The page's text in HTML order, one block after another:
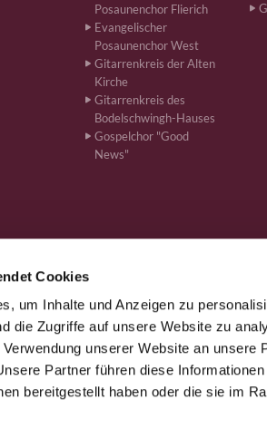
Cookies
um Inhalte und Anzeigen zu
die Zugriffe auf unsere Website zu
unserer Website an unsere
Partner führen diese
bereitgestellt haben oder die sie im
Posaunenchor Flierich
Evangelischer
Posaunenchor West
Gitarrenkreis der Alten
Kirche
Gitarrenkreis des
Bodelschwingh-Hauses
Gospelchor "Good
News"
Bönen · Bahnhofstr. 262, 59199 Bönen
Kontaktinformationen